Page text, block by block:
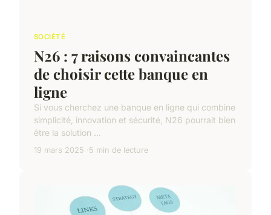
SOCIÉTÉ
N26 : 7 raisons convaincantes
de choisir cette banque en
ligne
Si vous cherchez une banque en ligne qui combine
simplicité, innovation et sécurité, N26 pourrait bien
être la solution ...
19 mars 2025 5 min de lecture